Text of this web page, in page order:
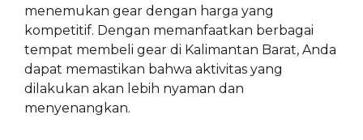
menemukan gear dengan harga yang
kompetitif. Dengan memanfaatkan berbagai
tempat membeli gear di Kalimantan Barat, Anda
dapat memastikan bahwa aktivitas yang
dilakukan akan lebih nyaman dan
menyenangkan.